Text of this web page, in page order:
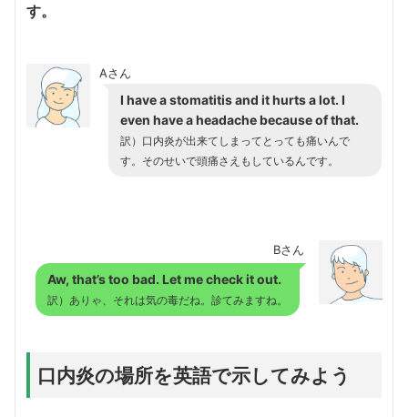
す。
Aさん
I have a stomatitis and it hurts a lot. I
even have a headache because of that.
訳）口内炎が出来てしまってとっても痛いんで
す。そのせいで頭痛さえもしているんです。
Bさん
Aw, that’s too bad. Let me check it out.
訳）ありゃ、それは気の毒だね。診てみますね。
口内炎の場所を英語で示してみよう